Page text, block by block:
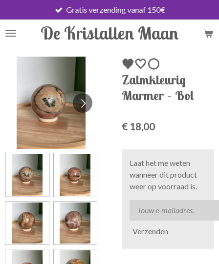
direct
naar
hoofdinhoud
De Kristallen Maan
Gratis verzending vanaf 150€
🧡🤍⚪
Zalmkleurig
Marmer – Bol
€ 18,00
Laat het me weten
wanneer dit product
weer op voorraad is.
Verzenden